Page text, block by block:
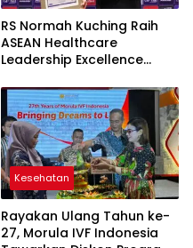
RS Normah Kuching Raih
ASEAN Healthcare
Leadership Excellence
Kesehatan
Rayakan Ulang Tahun ke-
27, Morula IVF Indonesia